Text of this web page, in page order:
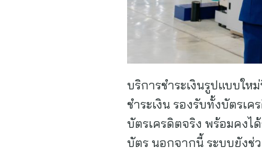
บริการชำระเงินรูปแบบใ
ชำระเงิน รองรับทั้งบัตรเ
บัตรเครดิตจริง พร้อมคงไ
บัตร นอกจากนี้ ระบบยังช่